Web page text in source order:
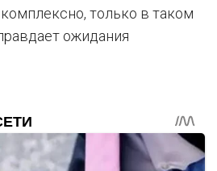
только в таком
ожидания